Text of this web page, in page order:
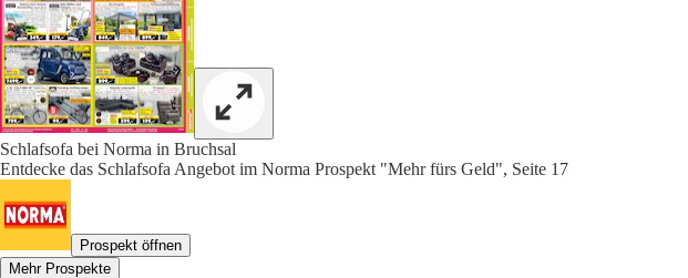
Schlafsofa bei Norma in Bruchsal
Entdecke das Schlafsofa Angebot im Norma Prospekt "Mehr fürs Geld", Seite 17
Prospekt öffnen
Mehr Prospekte